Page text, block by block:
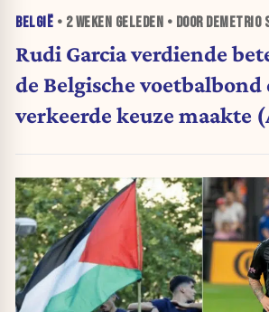
BELGIË • 2 WEKEN GELEDEN • DOOR DEMETRIO
Rudi Garcia verdiende
de Belgische voetbalbond
verkeerde keuze maakte